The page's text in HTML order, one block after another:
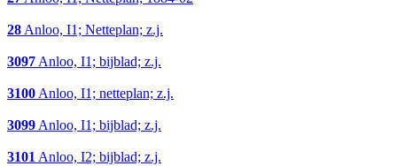
28Anloo, I1; Netteplan; z.j.
3097Anloo, I1; bijblad; z.j.
3100Anloo, I1; netteplan; z.j.
3099Anloo, I1; bijblad; z.j.
3101Anloo, I2; bijblad; z.j.